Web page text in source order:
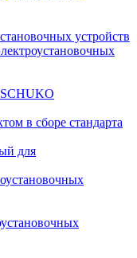
устройств
SCHUKO
в сборе стандарта
для